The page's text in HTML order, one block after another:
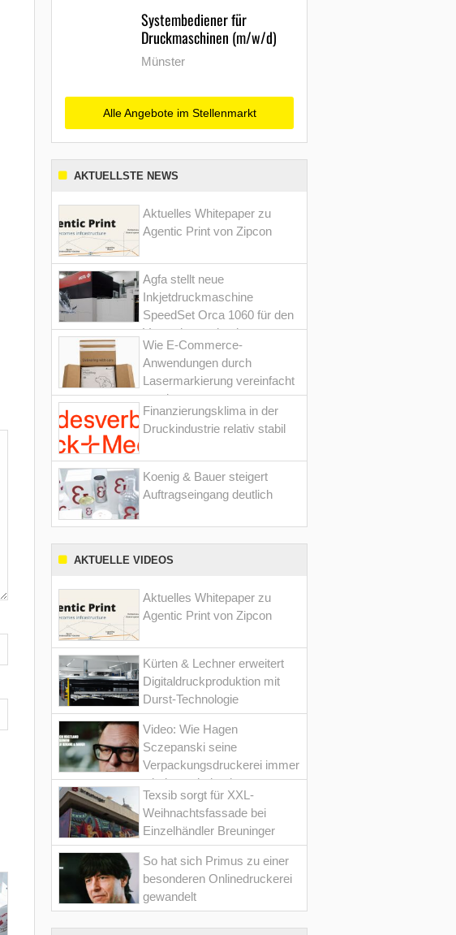
Systembediener für
Druckmaschinen (m/w/d)
Münster
Alle Angebote im Stellenmarkt
AKTUELLSTE NEWS
Aktuelles Whitepaper zu
Agentic Print von Zipcon
Agfa stellt neue
Inkjetdruckmaschine
SpeedSet Orca 1060 für den
Verpackungsdruck vor
Wie E-Commerce-
Anwendungen durch
Lasermarkierung vereinfacht
werden
Finanzierungsklima in der
Druckindustrie relativ stabil
Koenig & Bauer steigert
Auftragseingang deutlich
AKTUELLE VIDEOS
Aktuelles Whitepaper zu
Agentic Print von Zipcon
Kürten & Lechner erweitert
Digitaldruckproduktion mit
Durst-Technologie
Video: Wie Hagen
Sczepanski seine
Verpackungsdruckerei immer
wieder optimiert hat
Texsib sorgt für XXL-
Weihnachtsfassade bei
Einzelhändler Breuninger
So hat sich Primus zu einer
besonderen Onlinedruckerei
gewandelt